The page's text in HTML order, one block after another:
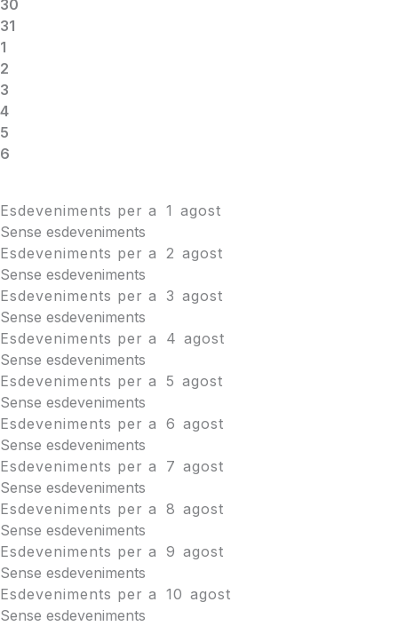
30
31
1
2
3
4
5
6
Esdeveniments per a 1 agost
Sense esdeveniments
Esdeveniments per a
2 agost
Sense esdeveniments
Esdeveniments per a 3 agost
Sense esdeveniments
Esdeveniments per a
4 agost
Sense esdeveniments
Esdeveniments per a 5 agost
Sense esdeveniments
Esdeveniments per a 6 agost
Sense esdeveniments
Esdeveniments per a
7 agost
Sense esdeveniments
Esdeveniments per a 8 agost
Sense esdeveniments
Esdeveniments per a 9 agost
Sense esdeveniments
Esdeveniments per a 10 agost
Sense esdeveniments